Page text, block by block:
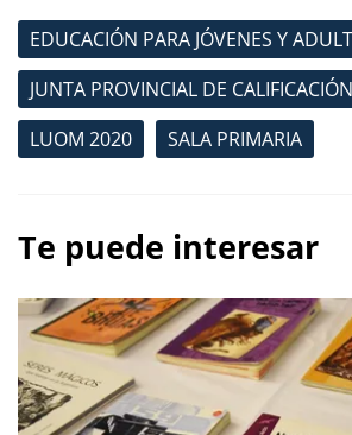
EDUCACIÓN PARA JÓVENES Y
JUNTA PROVINCIAL DE
LUOM 2020
SALA PRIMARIA
Te puede interesar